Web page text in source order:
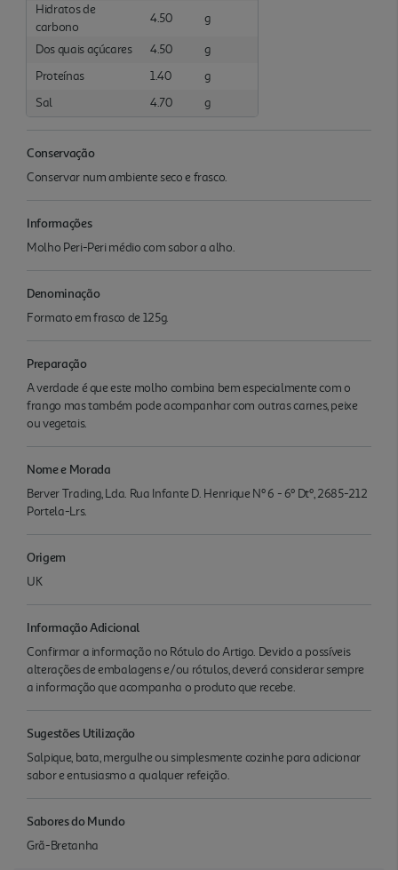
Hidratos de
carbono
4.50 g
Dos quais açúcares 4.50
g
Proteínas
1.40
g
Sal
4.70 g
Conservação
Conservar num ambiente seco e frasco.
Informações
Molho Peri-Peri médio com sabor a alho.
Denominação
Formato em frasco de 125g.
Preparação
A verdade é que este molho combina bem especialmente com o
frango mas também pode acompanhar com outras carnes, peixe
ou vegetais.
Nome e Morada
Berver Trading, Lda. Rua Infante D. Henrique Nº 6 - 6º Dtº, 2685-212
Portela-Lrs.
Origem
UK
Informação Adicional
Confirmar a informação no Rótulo do Artigo. Devido a possíveis
alterações de embalagens e/ou rótulos, deverá considerar sempre
a informação que acompanha o produto que recebe.
Sugestões Utilização
Salpique, bata, mergulhe ou simplesmente cozinhe para adicionar
sabor e entusiasmo a qualquer refeição.
Sabores do Mundo
Grã-Bretanha